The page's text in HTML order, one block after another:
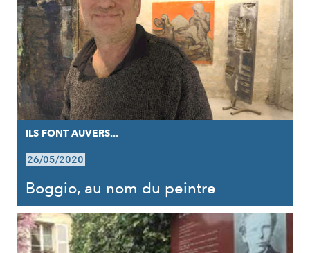
ILS FONT AUVERS...
26/05/2020
Boggio, au nom du peintre